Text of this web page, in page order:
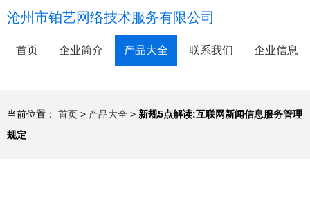
沧州市铂艺网络技术服务有限公司
首页 企业简介 产品大全 联系我们 企业信息
当前位置： 首页 > 产品大全 > 新规5点解读:互联网新闻信息服务管理
规定